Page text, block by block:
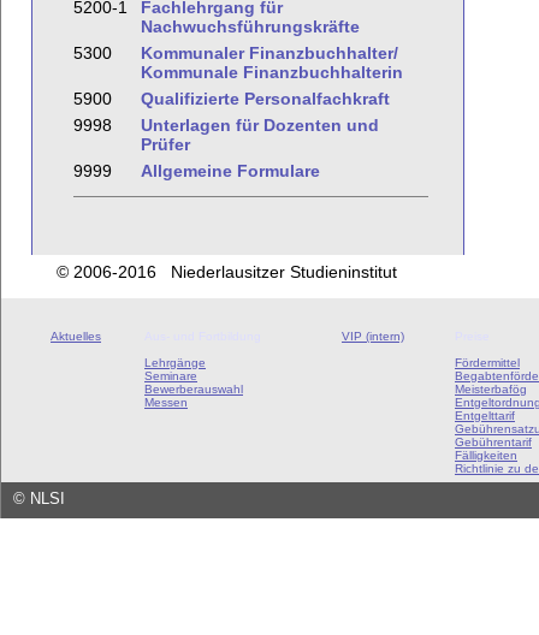
5200-1
Fachlehrgang für
Nachwuchsführungskräfte
5300
Kommunaler Finanzbuchhalter/
Kommunale Finanzbuchhalterin
5900
Qualifizierte Personalfachkraft
9998
Unterlagen für Dozenten und
Prüfer
9999
Allgemeine Formulare
© 2006-2016 Niederlausitzer Studieninstitut
Aktuelles
Lehrgänge
Seminare
Bewerberauswahl
Messen
VIP (intern)
Fördermittel
Meisterbafög
Entgelttarif
Gebührentarif
Fälligkeiten
Richtlinie zu
© NLSI